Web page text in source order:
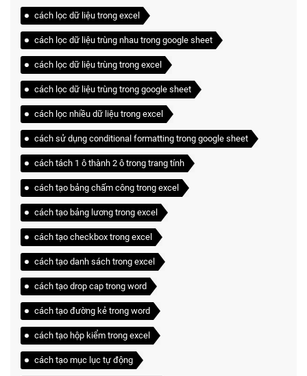
cách lọc dữ liệu trong excel
cách lọc dữ liệu trùng nhau trong google sheet
cách lọc dữ liệu trùng trong excel
cách lọc dữ liệu trùng trong google sheet
cách lọc nhiều dữ liệu trong excel
cách sử dụng conditional formatting trong google sheet
cách tách 1 ô thành 2 ô trong trang tính
cách tạo bảng chấm công trong excel
cách tạo bảng lương trong excel
cách tạo checkbox trong excel
cách tạo danh sách trong excel
cách tạo drop cap trong word
cách tạo đường kẻ trong word
cách tạo hộp kiểm trong excel
cách tạo mục lục tự động